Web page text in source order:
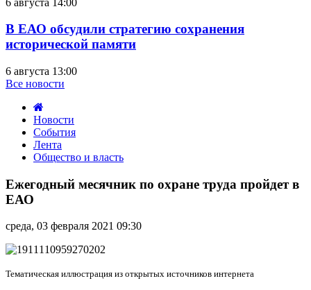
В ЕАО обсудили стратегию сохранения
исторической памяти
6 августа 13:00
Все новости
Новости
События
Лента
Общество и власть
месячник
по
пройдет
в
ЕАО
Ежегодный месячник по охране труда пройдет в
ЕАО
среда, 03 февраля 2021 09:30
Тематическая иллюстрация из открытых источников интернета